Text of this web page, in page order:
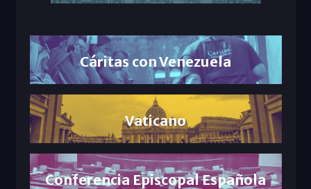
Cáritas con Venezuela
Vaticano
Conferencia Episcopal Española